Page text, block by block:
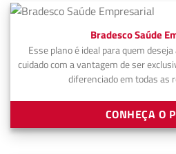
Bradesco Saúde
Esse plano é ideal para quem
cuidado com a vantagem de ser
diferenciado em todas as
CONHEÇA O